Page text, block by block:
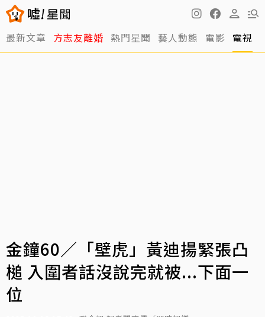
最新文章 方志友離婚 熱門星聞 藝人動態 電影 電視
金鐘60／「壁虎」黃迪揚緊張凸
槌 入圍者話沒說完就被...下面一
位